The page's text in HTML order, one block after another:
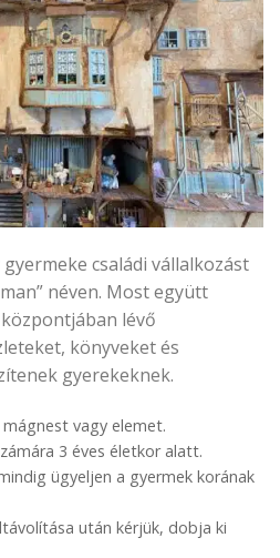
családi vállalkozást
néven. Most együtt
lévő
könyveket és
gyerekeknek.
vagy elemet.
3 éves életkor alatt.
ügyeljen a gyermek korának
után kérjük, dobja ki